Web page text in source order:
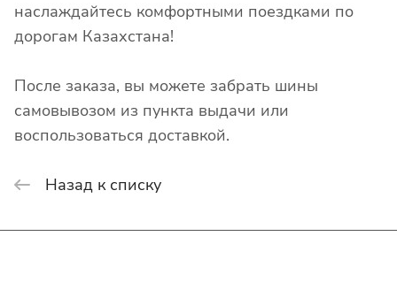
наслаждайтесь комфортными поездками по
дорогам Казахстана!
После заказа, вы можете забрать шины
самовывозом из пункта выдачи или
воспользоваться доставкой.
Назад к списку